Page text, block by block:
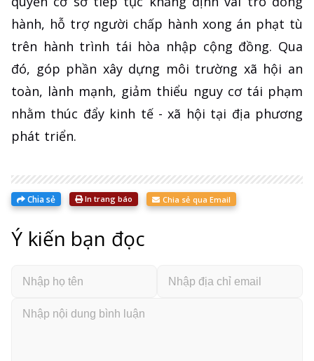
hành, hỗ trợ người chấp hành xong án phạt tù
trên hành trình tái hòa nhập cộng đồng. Qua
đó, góp phần xây dựng môi trường xã hội an
toàn, lành mạnh, giảm thiểu nguy cơ tái phạm
nhằm thúc đẩy kinh tế - xã hội tại địa phương
phát triển.
Chia sẻ In trang báo Chia sẻ qua Email
Ý kiến bạn đọc